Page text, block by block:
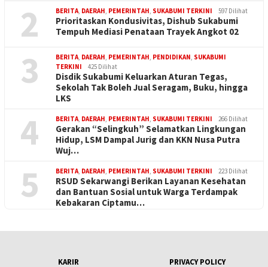
2 BERITA, DAERAH, PEMERINTAH, SUKABUMI TERKINI 597 Dilihat
Prioritaskan Kondusivitas, Dishub Sukabumi
Tempuh Mediasi Penataan Trayek Angkot 02
3 BERITA, DAERAH, PEMERINTAH, PENDIDIKAN, SUKABUMI
TERKINI
425 Dilihat
Disdik Sukabumi Keluarkan Aturan Tegas,
Sekolah Tak Boleh Jual Seragam, Buku, hingga
LKS
4 BERITA, DAERAH, PEMERINTAH, SUKABUMI TERKINI 266 Dilihat
Gerakan “Selingkuh” Selamatkan Lingkungan
Hidup, LSM Dampal Jurig dan KKN Nusa Putra
Wuj…
5 BERITA, DAERAH, PEMERINTAH, SUKABUMI TERKINI 223 Dilihat
RSUD Sekarwangi Berikan Layanan Kesehatan
dan Bantuan Sosial untuk Warga Terdampak
Kebakaran Ciptamu…
KARIR
PRIVACY POLICY